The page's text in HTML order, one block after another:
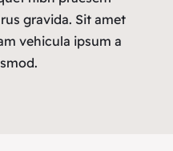
gravida. Sit amet
vehicula ipsum a